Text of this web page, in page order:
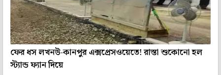
ফের ধস লখনউ-কানপুর এক্সপ্রেসওয়েতে! রাস্তা শুকোনো হল
স্ট্যান্ড ফ্যান দিয়ে